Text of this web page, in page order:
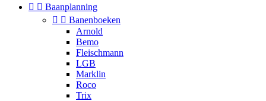
  Baanplanning
  Banenboeken
Arnold
Bemo
Fleischmann
LGB
Marklin
Roco
Trix